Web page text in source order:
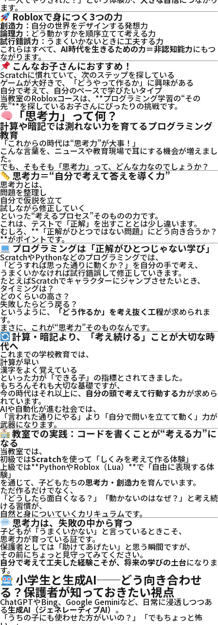
ます。
Robloxで身につく3つの力
創造力 ：自分の世界をデザインする発想力
論理力 ：どう動かすかを順序立てて考える力
試行錯誤力 ：うまくいかないときに工夫する力
これらはすべて、AI時代を生きるための力＝非認知能力にもつ
ながります。
こんなお子さんにおすすめ！
Scratchに慣れていて、次のステップを探している
ゲームが大好きで、「どうやって作るか」に興味がある
自分で考えて、自分のペースで学びたいタイプ
当教室のRobloxコースは、**プログラミング学習の“その
先”**を探しているお子さんにぴったりの挑戦です。
「思考力」って何？
計算や暗記では測れない力を育てるプログラミング
教育
「これからの時代は“思考力”が大事！」
こんな言葉を、ニュースや教育現場で耳にする機会が増えまし
た。
でも、そもそも「思考力」って、どんな力なのでしょうか？
思考力＝“自分で考えて答えを導く力”
思考力とは、
問題を整理し
自分で仮説を立て
試しながら修正していく
といった“考えるプロセス”そのものの力です。
これは、テストで「正解」を出すこととは少し違います。
むしろ、**「正解がひとつではない問題」にどう向き合うか？
**がポイントです。
プログラミングは「正解がひとつじゃない学び」
ScratchやPythonなどのプログラミングでは、
「どうすれば思った通りに動くか？」を自分の手で考え、
うまくいかなければ試行錯誤して修正していきます。
たとえばScratchでキャラクターにジャンプさせたいとき、
タイミングは？
どのくらいの高さ？
失敗したらどう戻る？
というように、 「どう作るか」を考え抜く工程が求められま
す。
まさに、これが“思考力”そのものなんです。
計算・暗記より、「考え続ける」ことが大切な時
代へ
これまでの学校教育では、
計算が早い
漢字をよく覚えている
といった力が「できる子」の指標とされてきました。
もちろんそれも大切な基礎ですが、
今の時代はそれ以上に、自分の頭で考えて行動する力が求めら
れています。
AIや自動化が進む社会では、
「言われた通りにやる」より「自分で問いを立てて動く」力が
武器になります。
教室での実践：コードを書くことが“考える力”に
なる
当教室では、
初級ではScratchを使って「しくみを考えて作る体験」
上級では**PythonやRoblox（Lua）**で「自由に表現する体
験」
を通じて、子どもたちの思考力・創造力を育んでいます。
ただ作るだけでなく、
「どうしたら面白くなる？」「動かないのはなぜ？」と考え続
ける習慣が、
自然と身についていくカリキュラムです。
思考力は、失敗の中から育つ
子どもが「うまくいかない」と言っているときこそ、
思考力が育っている証です。
保護者としては「助けてあげたい」と思う瞬間ですが、
その前にちょっと見守ってみてください。
自分で考えて工夫した経験こそが、将来の学びの土台になりま
す。
小学生と生成AI──どう向き合わせ
る？保護者が知っておきたい視点
ChatGPTやBing、Google Geminiなど、日常に浸透しつつあ
る生成AI（ジェネレーティブAI） 。
「うちの子にも使わせた方がいいの？」「でもちょっと怖